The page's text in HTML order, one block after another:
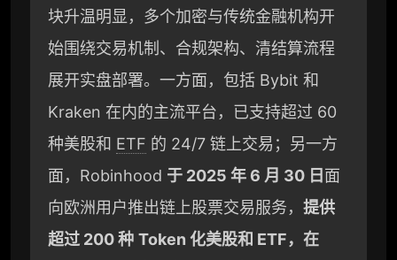
块升温明显，多个加密与传统金融机构开
始围绕交易机制、合规架构、清结算流程
展开实盘部署。一方面，包括 Bybit 和
Kraken 在内的主流平台，已支持超过 60
种美股和 ETF 的 24/7 链上交易；另一方
面，Robinhood 于 2025 年 6 月 30 日 面
向欧洲用户推出链上股票交易服务， 提供
超过 200 种 Token 化美股和 ETF，在